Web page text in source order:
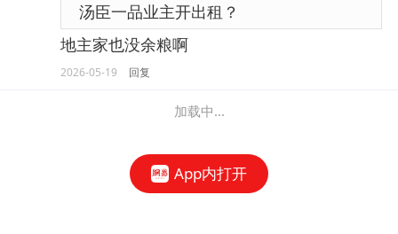
汤臣一品业主开出租？
地主家也没余粮啊
2026-05-19 回复
加载中...
App内打开